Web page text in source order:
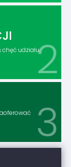
udziału